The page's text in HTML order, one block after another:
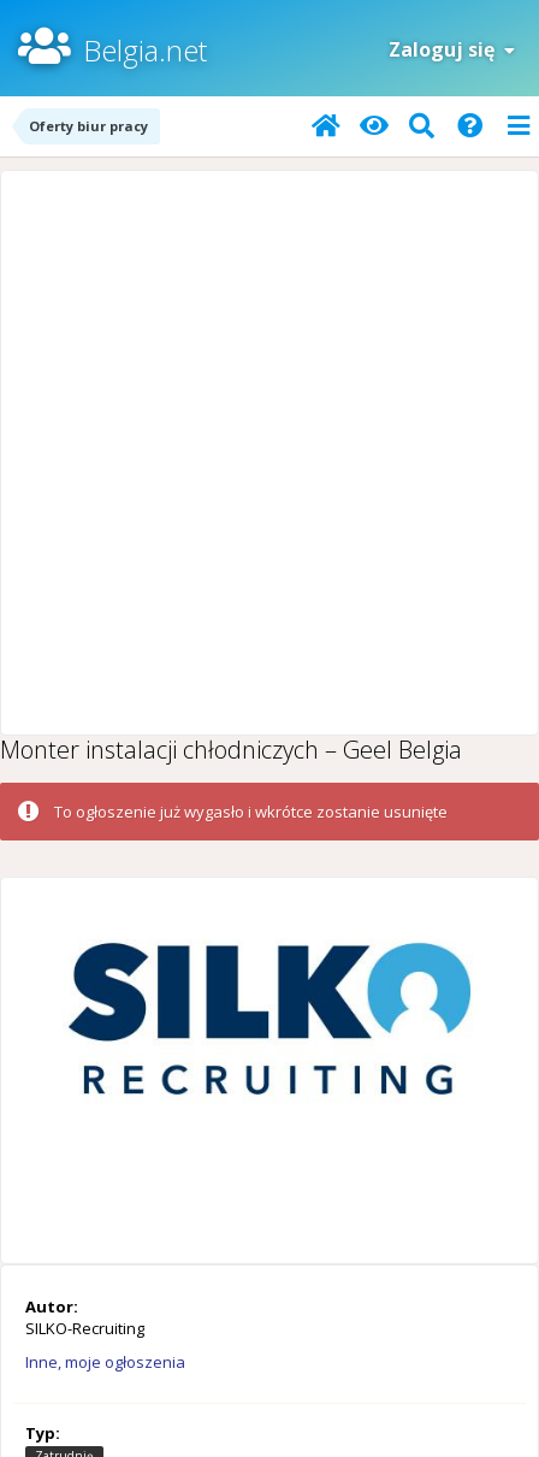
Belgia.net Zaloguj się
Oferty biur pracy
Monter instalacji chłodniczych – Geel Belgia
To ogłoszenie już wygasło i wkrótce zostanie usunięte
Autor:
SILKO-Recruiting
Inne, moje ogłoszenia
Typ: